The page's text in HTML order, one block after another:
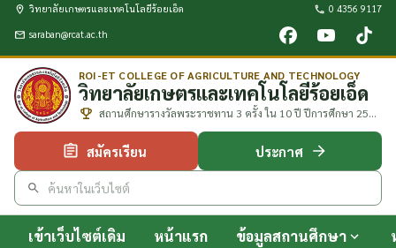
วิทยาลัยเกษตรและเทคโนโลยีร้อยเอ็ด 0 4356 9117
saraban@rcat.ac.th
ROI-ET COLLEGE OF AGRICULTURE AND TECHNOLOGY
วิทยาลัยเกษตรและเทคโนโลยีร้อยเอ็ด
สถานศึกษารางวัลพระราชทาน 3 ครั้ง ใน 10 ปี ปีการศึกษา 2552
2557 และ 2561
สมัครเรียน ประกาศ
เข้าเว็บไซต์เดิม หน้าแรก ข้อมูลสถานศึกษา